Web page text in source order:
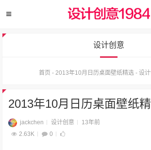
设计创意
首页 - 2013年10月日历桌面壁纸精选 - 设
2013年10月日历桌面壁纸
jackchen 设计创意
13年前
2.63K
0